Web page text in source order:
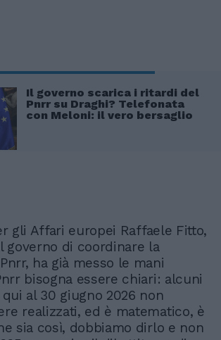
Il governo scarica i ritardi del
Pnrr su Draghi? Telefonata
con Meloni: il vero bersaglio
gli Affari europei Raffaele Fitto,
governo di coordinare la
ha già messo le mani
bisogna essere chiari: alcuni
al 30 giugno 2026 non
realizzati, ed è matematico, è
sia così, dobbiamo dirlo e non